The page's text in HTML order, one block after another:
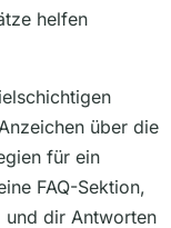
helfen
über die
für ein
FAQ-Sektion,
und dir Antworten